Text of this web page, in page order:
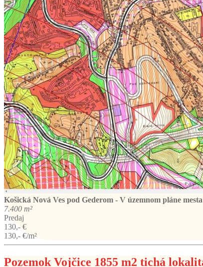
Košická Nová Ves pod Gederom - V územnom pláne
7.400 m²
Predaj
130,- €
130,- €/m²
Pozemok Vojčice 1855 m2 tichá